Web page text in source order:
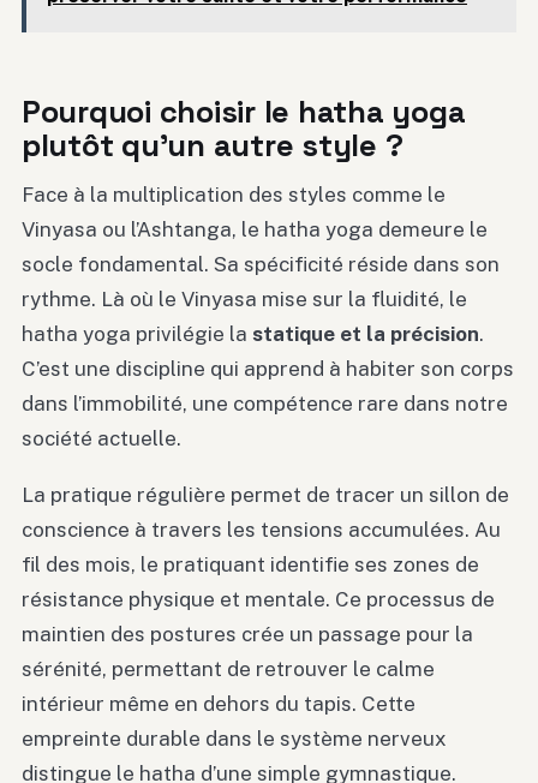
Pourquoi choisir le hatha yoga
plutôt qu’un autre style ?
Face à la multiplication des styles comme le
Vinyasa ou l’Ashtanga, le hatha yoga demeure le
socle fondamental. Sa spécificité réside dans son
rythme. Là où le Vinyasa mise sur la fluidité, le
hatha yoga privilégie la statique et la précision.
C’est une discipline qui apprend à habiter son corps
dans l’immobilité, une compétence rare dans notre
société actuelle.
La pratique régulière permet de tracer un sillon de
conscience à travers les tensions accumulées. Au
fil des mois, le pratiquant identifie ses zones de
résistance physique et mentale. Ce processus de
maintien des postures crée un passage pour la
sérénité, permettant de retrouver le calme
intérieur même en dehors du tapis. Cette
empreinte durable dans le système nerveux
distingue le hatha d’une simple gymnastique.